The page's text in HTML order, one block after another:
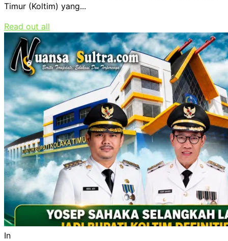
Timur (Koltim) yang...
Read out all
In